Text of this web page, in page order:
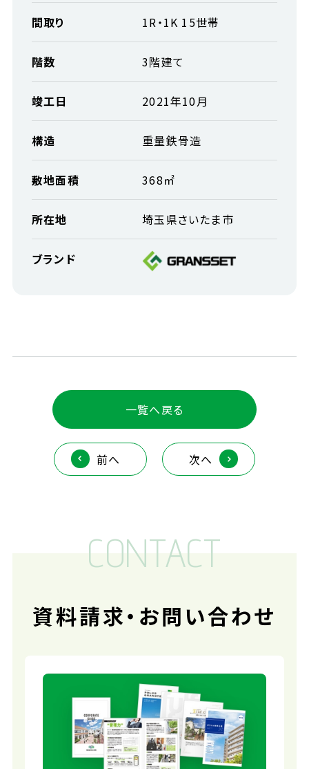
間取り 1R・1K 15世帯
階数 3階建て
竣工日 2021年10月
構造 重量鉄骨造
敷地面積 368㎡
所在地 埼玉県さいたま市
ブランド
前へ
一覧へ戻る
次へ
CONTACT
資料請求・ お問い合わせ